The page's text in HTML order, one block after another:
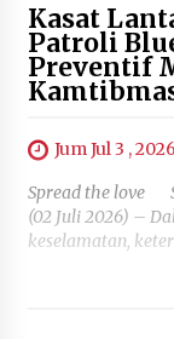
Kasat
Patroli
Preventif
Jum Jul 3 , 2026
Spread the love
(02 Juli 2026) –
keselamatan,